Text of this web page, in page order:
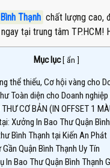
Thạnh chất lượng cao,
tại trung tâm TP.HCM!
Mục lục [ ẩn ]
thể thiếu, Cơ hội vàng cho
Toàn diện cho Doanh
CƠ BẢN (IN OFFSET 1
Xưởng In Bao Thư Quận
Bình Thạnh tại Kiến An Phát
Quận Bình Thạnh Uy Tín
In Bao Thư Quận Bình Thạnh